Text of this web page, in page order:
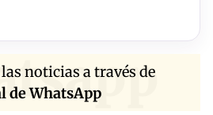
noticias a través de
de WhatsApp